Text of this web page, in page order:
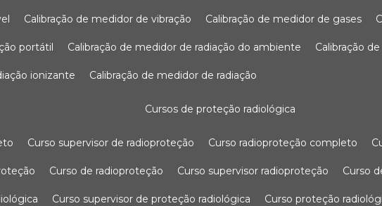
calibração de medidor de vibração calibração de medidor de gases
portátil calibração de medidor de radiação do ambiente calibração
ionizante calibração de medidor de radiação
cursos de proteção radiológica
curso supervisor de radioproteção curso radioproteção completo
curso de radioproteção curso supervisor radioproteção curso
curso supervisor de proteção radiológica curso proteção